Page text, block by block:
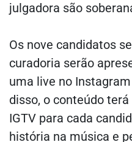
julgadora são
Os nove candidatos
curadoria serão
uma live no
disso, o conteúdo
IGTV para cada
história na música e